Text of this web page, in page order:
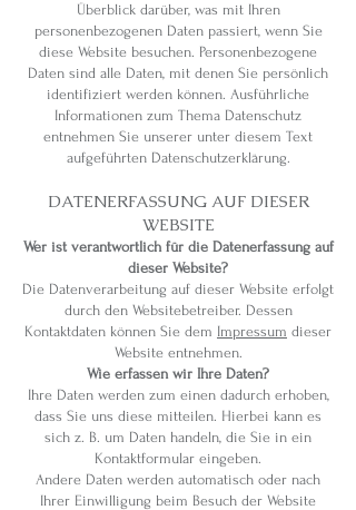
Überblick darüber, was mit Ihren
personenbezogenen Daten passiert, wenn Sie
diese Website besuchen. Personenbezogene
Daten sind alle Daten, mit denen Sie persönlich
identifiziert werden können. Ausführliche
Informationen zum Thema Datenschutz
entnehmen Sie unserer unter diesem Text
aufgeführten Datenschutzerklärung.
DATENERFASSUNG AUF DIESER
WEBSITE
Wer ist verantwortlich für die Datenerfassung auf
dieser Website?
Die Datenverarbeitung auf dieser Website erfolgt
durch den Websitebetreiber. Dessen
Kontaktdaten können Sie dem Impressum dieser
Website entnehmen.
Wie erfassen wir Ihre Daten?
Ihre Daten werden zum einen dadurch erhoben,
dass Sie uns diese mitteilen. Hierbei kann es
sich z. B. um Daten handeln, die Sie in ein
Kontaktformular eingeben.
Andere Daten werden automatisch oder nach
Ihrer Einwilligung beim Besuch der Website